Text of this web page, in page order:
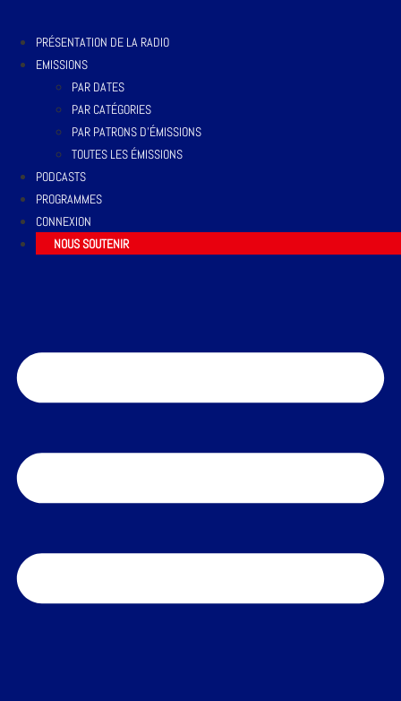
PRÉSENTATION DE LA RADIO
EMISSIONS
PAR DATES
PAR CATÉGORIES
PAR PATRONS D’ÉMISSIONS
TOUTES LES ÉMISSIONS
PODCASTS
PROGRAMMES
CONNEXION
NOUS SOUTENIR